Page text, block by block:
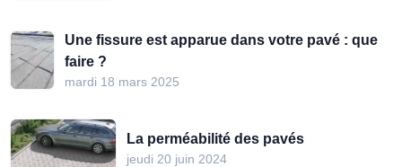
Une fissure est apparue dans votre pavé : que
faire ?
mardi 18 mars 2025
La perméabilité des pavés
jeudi 20 juin 2024